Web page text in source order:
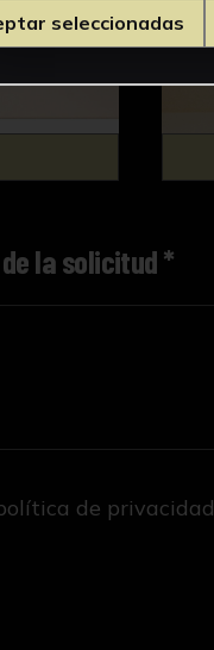
la solicitud *
de privacidad
seleccionadas